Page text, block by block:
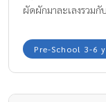
ผัดผักมาละเลงรวม
Pre-School 3-6 y